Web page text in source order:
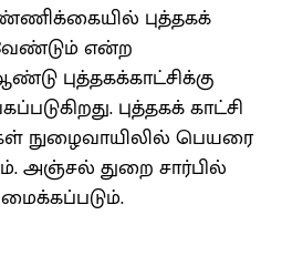
புத்தகக்
என்ற
புத்தகக்காட்சிக்கு
புத்தகக் காட்சி
நுழைவாயிலில் பெயரை
அஞ்சல் துறை சார்பில்